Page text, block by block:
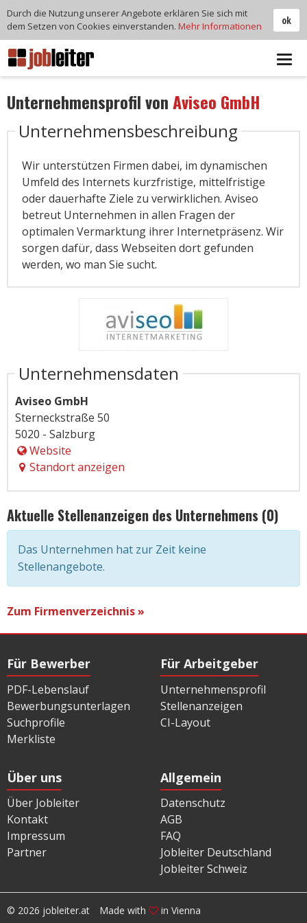
Unternehmensprofil vonAviseo GmbH
Unternehmensbeschreibung
Wir unterstützen Firmen dabei, im dynamischen
Umfeld des Internets kurzfristige, mittelfristige
oder dauerhafte Ziele zu verwirklichen. Aviseo
betreut Unternehmen in allen Fragen der
optimalen Vermarktung ihrer Internetpräsenz. Wir
sorgen dafür, dass Webseiten dort gefunden
werden, wo man Sie sucht.
Unternehmensdaten
Aviseo GmbH
Sterneckstraße 50
5020 - Salzburg
Website
Standort anzeigen
Aktuelle Stellenanzeigen des Unternehmens (0)
Das Unternehmen hat zur Zeit keine
Stellenangebote.
Zum Firmenverzeichnis »
Für Bewerber
PDF-Lebenslauf
Bewerbungsunterlagen
Suchprofile
Merkliste
Für Arbeitgeber
Unternehmensprofil
Stellenanzeigen
CI-Layout
Über uns
Über Jobleiter
Kontakt
Impressum
Partner
Allgemein
Datenschutz
AGB
FAQ
Jobleiter Deutschland
Jobleiter Schweiz
© 2026 jobleiter.at Made with in Vienna
ok
Durch die Nutzung unserer Angebote erklären Sie sich mit
dem Setzen von Cookies einverstanden. Mehr Informationen